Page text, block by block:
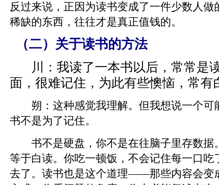
反过来说，正因为读书变成了一件少数人
稀缺的东西，往往才是真正值钱的。
（二）关于读书的方法
川： 我读了一本书以后，常常是
面，很难记住，为此有些懊恼，常有
朔： 这种感觉我理解。但我想说一个可
书不是为了记住。
书不是硬盘，你不是在往脑子里存数据
等于白读。你吃一顿饭，不会记住每一口吃
去了。读书也是这个道理——那些内容会变